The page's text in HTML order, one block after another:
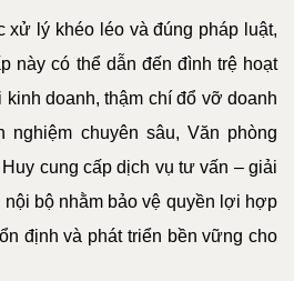
xử lý khéo léo và đúng pháp luật,
này có thể dẫn đến đình trệ hoạt
kinh doanh, thậm chí đổ vỡ doanh
nghiệm chuyên sâu, Văn phòng
cung cấp dịch vụ tư vấn – giải
nội bộ nhằm bảo vệ quyền lợi hợp
định và phát triển bền vững cho